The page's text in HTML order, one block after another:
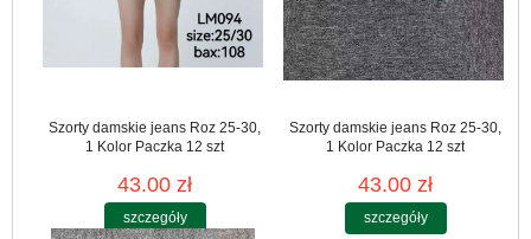
Szorty damskie jeans Roz 25-30,
1 Kolor Paczka 12 szt
43.00 zł
szczegóły
Szorty damskie jeans Roz 25-30,
1 Kolor Paczka 12 szt
43.00 zł
szczegóły